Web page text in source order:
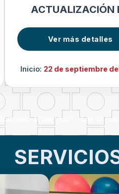
ACTUALIZACIÓN
IMAGENOLOGÍA
Ver más detalles
Inicio: 22 de septiembre
Mostrando el intervalo 1 - 4 de 24